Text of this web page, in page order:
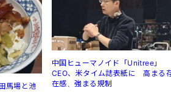
馬場と池
中国ヒューマノイド「Unitree」
CEO、米タイム誌表紙に 高まる
在感、強まる規制